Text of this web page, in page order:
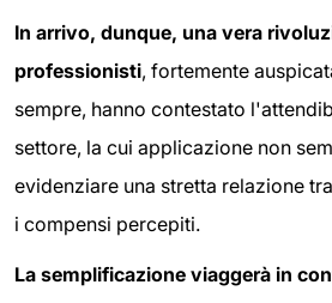
In arrivo, dunque, una vera
professionisti, fortemente
sempre, hanno contestato
settore, la cui applicazione non
evidenziare una stretta relazione
i compensi percepiti.
La semplificazione viaggerà in